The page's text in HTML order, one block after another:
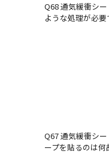
Q68 通気緩衝シ
ような処理が必要
Q67 通気緩衝シ
ープを貼るのは何